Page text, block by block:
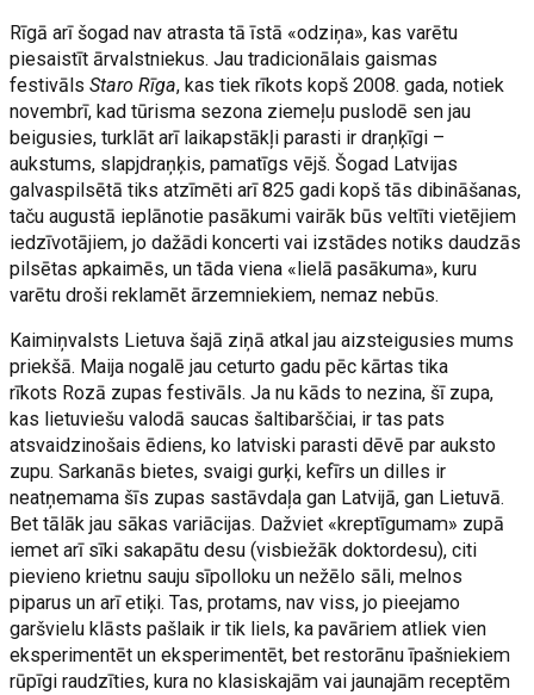
Rīgā arī šogad nav atrasta tā īstā «odziņa», kas varētu
piesaistīt ārvalstniekus. Jau tradicionālais gaismas
festivālsStaro Rīga, kas tiek rīkots kopš 2008. gada, notiek
novembrī, kad tūrisma sezona ziemeļu puslodē sen jau
beigusies, turklāt arī laikapstākļi parasti ir draņķīgi –
aukstums, slapjdraņķis, pamatīgs vējš. Šogad Latvijas
galvaspilsētā tiks atzīmēti arī 825 gadi kopš tās dibināšanas,
taču augustā ieplānotie pasākumi vairāk būs veltīti vietējiem
iedzīvotājiem, jo dažādi koncerti vai izstādes notiks daudzās
pilsētas apkaimēs, un tāda viena «lielā pasākuma», kuru
varētu droši reklamēt ārzemniekiem, nemaz nebūs.
Kaimiņvalsts Lietuva šajā ziņā atkal jau aizsteigusies mums
priekšā. Maija nogalē jau ceturto gadu pēc kārtas tika
rīkots Rozā zupas festivāls. Ja nu kāds to nezina, šī zupa,
kas lietuviešu valodā saucas šaltibarščiai, ir tas pats
atsvaidzinošais ēdiens, ko latviski parasti dēvē par auksto
zupu. Sarkanās bietes, svaigi gurķi, kefīrs un dilles ir
neatņemama šīs zupas sastāvdaļa gan Latvijā, gan Lietuvā.
Bet tālāk jau sākas variācijas. Dažviet «kreptīgumam» zupā
iemet arī sīki sakapātu desu (visbiežāk doktordesu), citi
pievieno krietnu sauju sīpolloku un nežēlo sāli, melnos
piparus un arī etiķi. Tas, protams, nav viss, jo pieejamo
garšvielu klāsts pašlaik ir tik liels, ka pavāriem atliek vien
eksperimentēt un eksperimentēt, bet restorānu īpašniekiem
rūpīgi raudzīties, kura no klasiskajām vai jaunajām receptēm